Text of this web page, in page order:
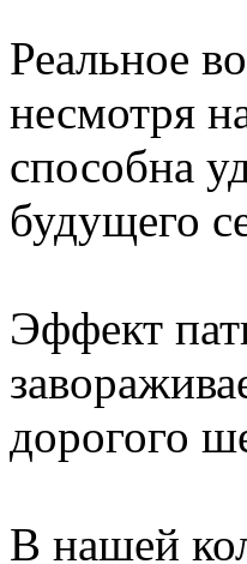
Реальное
несмотря
способна
будущего
Эффект
дорогого
В нашей